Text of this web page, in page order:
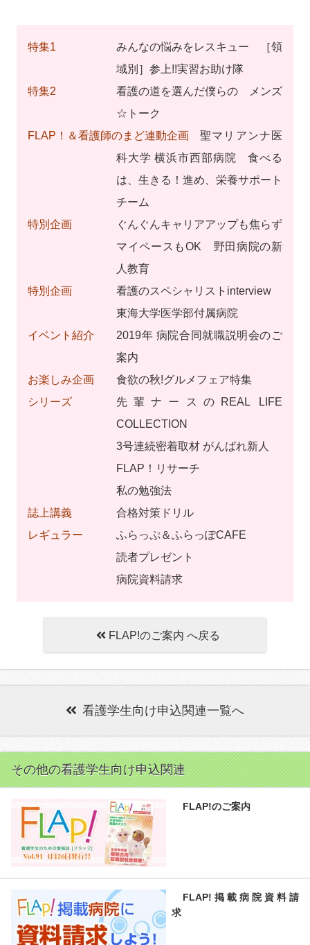
特集1
みんなの悩みをレスキュー ［領
域別］参上!!実習お助け隊
特集2
看護の道を選んだ僕らの メンズ
☆トーク
FLAP！＆看護師のまど連動企画
聖マリアンナ医
科大学 横浜市西部病院 食べる
は、生きる！進め、栄養サポート
チーム
特別企画
ぐんぐんキャリアアップも焦らず
マイペースもOK 野田病院の新
人教育
特別企画
看護のスペシャリストinterview
東海大学医学部付属病院
イベント紹介
2019年 病院合同就職説明会のご
案内
お楽しみ企画
食欲の秋!グルメフェア特集
シリーズ
先輩ナースのREAL LIFE
COLLECTION
3号連続密着取材 がんばれ新人
FLAP！リサーチ
私の勉強法
誌上講義
合格対策ドリル
レギュラー
ふらっぷ＆ふらっぽCAFE
読者プレゼント
病院資料請求
FLAP!のご案内 へ戻る
看護学生向け申込関連一覧へ
その他の看護学生向け申込関連
FLAP!のご案内
FLAP!掲載病院資料請
求